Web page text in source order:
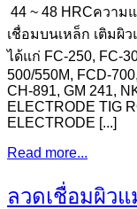
44 ~ 48 HRCความ
เชื่อมบนเหล็ก เติมผิ
ได้แก่ FC-250, FC-
500/550M, FCD-
CH-891, GM 241,
ELECTRODE TIG
ELECTRODE [...]
Read more...
ลวดเชื่อมผิว